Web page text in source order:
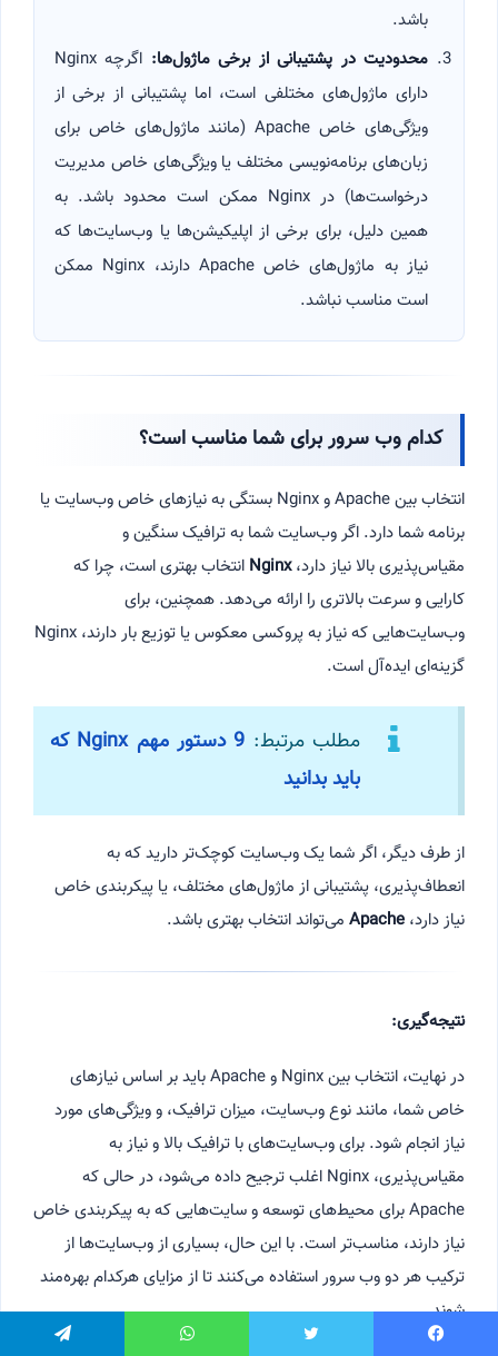
باشد.
محدودیت در پشتیبانی از برخی ماژول‌ها:
اگرچه Nginx
دارای ماژول‌های مختلفی است، اما پشتیبانی از برخی از
ویژگی‌های خاص Apache (مانند ماژول‌های خاص برای
زبان‌های برنامه‌نویسی مختلف یا ویژگی‌های خاص مدیریت
درخواست‌ها) در Nginx ممکن است محدود باشد. به
همین دلیل، برای برخی از اپلیکیشن‌ها یا وب‌سایت‌ها که
نیاز به ماژول‌های خاص Apache دارند، Nginx ممکن
است مناسب نباشد.
کدام وب سرور برای شما مناسب است؟
انتخاب بین Apache و Nginx بستگی به نیازهای خاص وب‌سایت یا
برنامه شما دارد. اگر وب‌سایت شما به ترافیک سنگین و
مقیاس‌پذیری بالا نیاز دارد،Nginx انتخاب بهتری است، چرا که
کارایی و سرعت بالاتری را ارائه می‌دهد. همچنین، برای
وب‌سایت‌هایی که نیاز به پروکسی معکوس یا توزیع بار دارند، Nginx
گزینه‌ای ایده‌آل است.
مطلب مرتبط:
9 دستور مهم Nginx که
باید بدانید
از طرف دیگر، اگر شما یک وب‌سایت کوچک‌تر دارید که به
انعطاف‌پذیری، پشتیبانی از ماژول‌های مختلف، یا پیکربندی خاص
نیاز دارد، Apache می‌تواند انتخاب بهتری باشد.
نتیجه‌گیری:
در نهایت، انتخاب بین Nginx و Apache باید بر اساس نیازهای
خاص شما، مانند نوع وب‌سایت، میزان ترافیک، و ویژگی‌های مورد
نیاز انجام شود. برای وب‌سایت‌های با ترافیک بالا و نیاز به
مقیاس‌پذیری، Nginx اغلب ترجیح داده می‌شود، در حالی که
Apache برای محیط‌های توسعه و سایت‌هایی که به پیکربندی خاص
نیاز دارند، مناسب‌تر است. با این حال، بسیاری از وب‌سایت‌ها از
ترکیب هر دو وب سرور استفاده می‌کنند تا از مزایای هرکدام بهره‌مند
شوند.